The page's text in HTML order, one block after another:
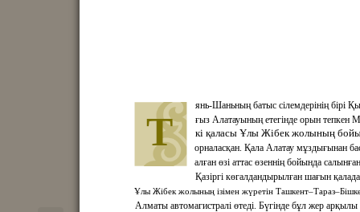
янь-Шаньның батыс сілемдерінің бірі
ғыз Алатауының етегінде орын тепкен
кі қаласы Ұлы Жібек жолының
орналасқан. Қала Алатау мұздығынан
алған өзі аттас өзеннің бойында
Қазіргі көгалдандырылған шағын
Ұлы Жібек жолының ізімен жүретін
Алматы автомагистралі өтеді. Бүгінде бұл жер арқылы
Т